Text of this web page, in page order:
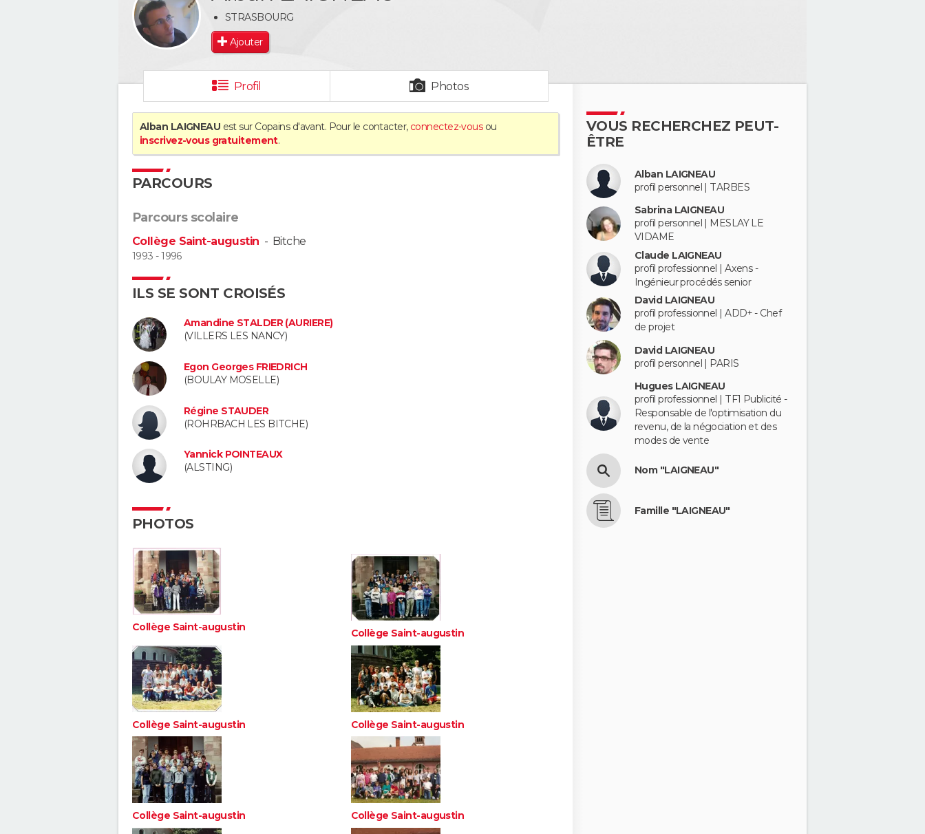
STRASBOURG
Ajouter
Profil Photos
Alban LAIGNEAU est sur Copains d'avant. Pour le contacter, connectez-vousou
inscrivez-vous gratuitement.
PARCOURS
Parcours scolaire
Collège Saint-augustin - Bitche
1993 - 1996
ILS SE SONT CROISÉS
Amandine STALDER (AURIERE)
(VILLERS LES NANCY)
Egon Georges FRIEDRICH
(BOULAY MOSELLE)
Régine STAUDER
(ROHRBACH LES BITCHE)
Yannick POINTEAUX
(ALSTING)
PHOTOS
Collège Saint-augustin Collège Saint-augustin
Collège Saint-augustin Collège Saint-augustin
Collège Saint-augustin Collège Saint-augustin
VOUS RECHERCHEZ PEUT-
ÊTRE
Alban LAIGNEAU
profil personnel | TARBES
Sabrina LAIGNEAU
profil personnel | MESLAY LE
VIDAME
Claude LAIGNEAU
profil professionnel | Axens -
Ingénieur procédés senior
David LAIGNEAU
profil professionnel | ADD+ - Chef
de projet
David LAIGNEAU
profil personnel | PARIS
Hugues LAIGNEAU
profil professionnel | TF1 Publicité -
Responsable de l'optimisation du
revenu, de la négociation et des
modes de vente
Nom "LAIGNEAU"
Famille "LAIGNEAU"